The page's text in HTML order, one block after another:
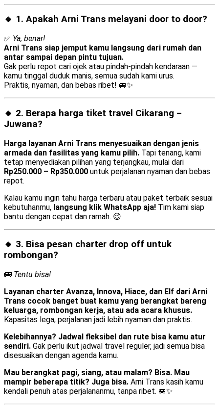
🔹 1. Apakah Arni Trans melayani door to door?
✅ Ya, benar!
Arni Trans siap jemput kamu langsung dari rumah dan
antar sampai depan pintu tujuan.
Gak perlu repot cari ojek atau pindah-pindah kendaraan —
kamu tinggal duduk manis, semua sudah kami urus.
Praktis, nyaman, dan bebas ribet! 🚐✨
🔹 2. Berapa harga tiket travel Cikarang –
Juwana?
Harga layanan Arni Trans menyesuaikan dengan jenis
armada dan fasilitas yang kamu pilih. Tapi tenang, kami
tetap menyediakan pilihan yang terjangkau, mulai dari
Rp250.000 – Rp350.000 untuk perjalanan nyaman dan bebas
repot.
Kalau kamu ingin tahu harga terbaru atau paket terbaik sesuai
kebutuhanmu, langsung klik WhatsApp aja! Tim kami siap
bantu dengan cepat dan ramah. 😉
🔹 3. Bisa pesan charter drop off untuk
rombongan?
🚌 Tentu bisa!
Layanan charter Avanza, Innova, Hiace, dan Elf dari Arni
Trans cocok banget buat kamu yang berangkat bareng
keluarga, rombongan kerja, atau ada acara khusus.
Kapasitas lega, perjalanan jadi lebih nyaman dan praktis.
Kelebihannya? Jadwal fleksibel dan rute bisa kamu atur
sendiri. Gak perlu ikut jadwal travel reguler, jadi semua bisa
disesuaikan dengan agenda kamu.
Mau berangkat pagi, siang, atau malam? Bisa. Mau
mampir beberapa titik? Juga bisa. Arni Trans kasih kamu
kendali penuh atas perjalananmu, tanpa ribet. 🚐✨